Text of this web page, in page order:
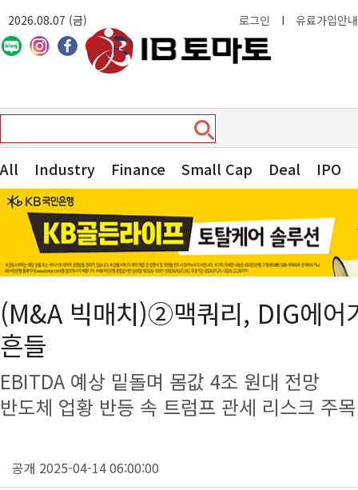
2026.08.07 (금) 로그인 I 유료가입안내
All Industry Finance Small Cap Deal IPO
(M&A 빅매치)②맥쿼리, DIG에어
흔들
EBITDA 예상 밑돌며 몸값 4조 원대 전망
반도체 업황 반등 속 트럼프 관세 리스크 주목
공개 2025-04-14 06:00:00